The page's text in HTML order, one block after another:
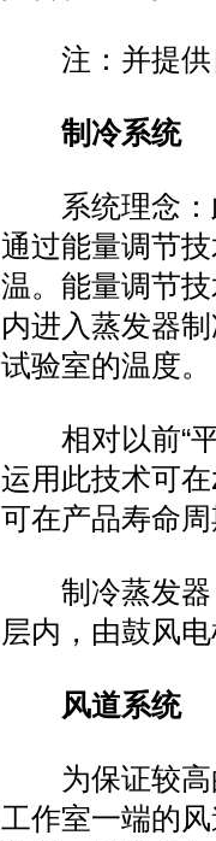
注：并提供
制冷系统
系统理念
通过能量调节
温。能量调节
内进入蒸发器制
试验室的温度。
相对以前“平衡
运用此技术可在
可在产品寿命
制冷蒸发器
层内，由鼓风
风道系统
为保证较高的
工作室一端的风道